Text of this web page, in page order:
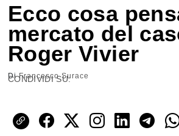
Ecco cosa
mercato del
Roger Vivier
DiFrancesco Surace
CONDIVIDI SU: